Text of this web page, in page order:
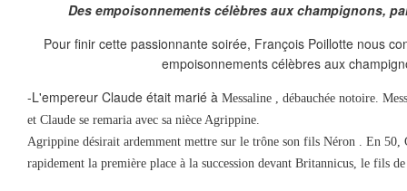
Des empoisonnements célèbres aux champignons,
Pour finir cette passionnante soirée, François Poillotte nous
empoisonnements célèbres aux
-L'empereur Claude était marié à Messaline , débauchée notoire.
et Claude se remaria avec sa nièce Agrippine.
Agrippine désirait ardemment mettre sur le trône son fils Néron . En 50,
rapidement la première place à la succession devant Britannicus, le fils